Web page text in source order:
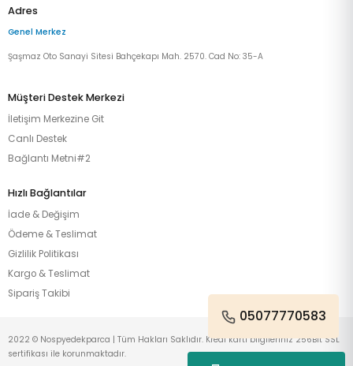
Adres
Genel Merkez
Şaşmaz Oto Sanayi Sitesi Bahçekapı Mah. 2570. Cad No: 35-A
Müşteri Destek Merkezi
İletişim Merkezine Git
Canlı Destek
Bağlantı Metni#2
Hızlı Bağlantılar
İade & Değişim
Ödeme & Teslimat
Gizlilik Politikası
Kargo & Teslimat
Sipariş Takibi
05077770583
2022 © Nospyedekparca | Tüm Hakları Saklıdır. Kredi kartı bilgileriniz 256Bit SSL
sertifikası ile korunmaktadır.